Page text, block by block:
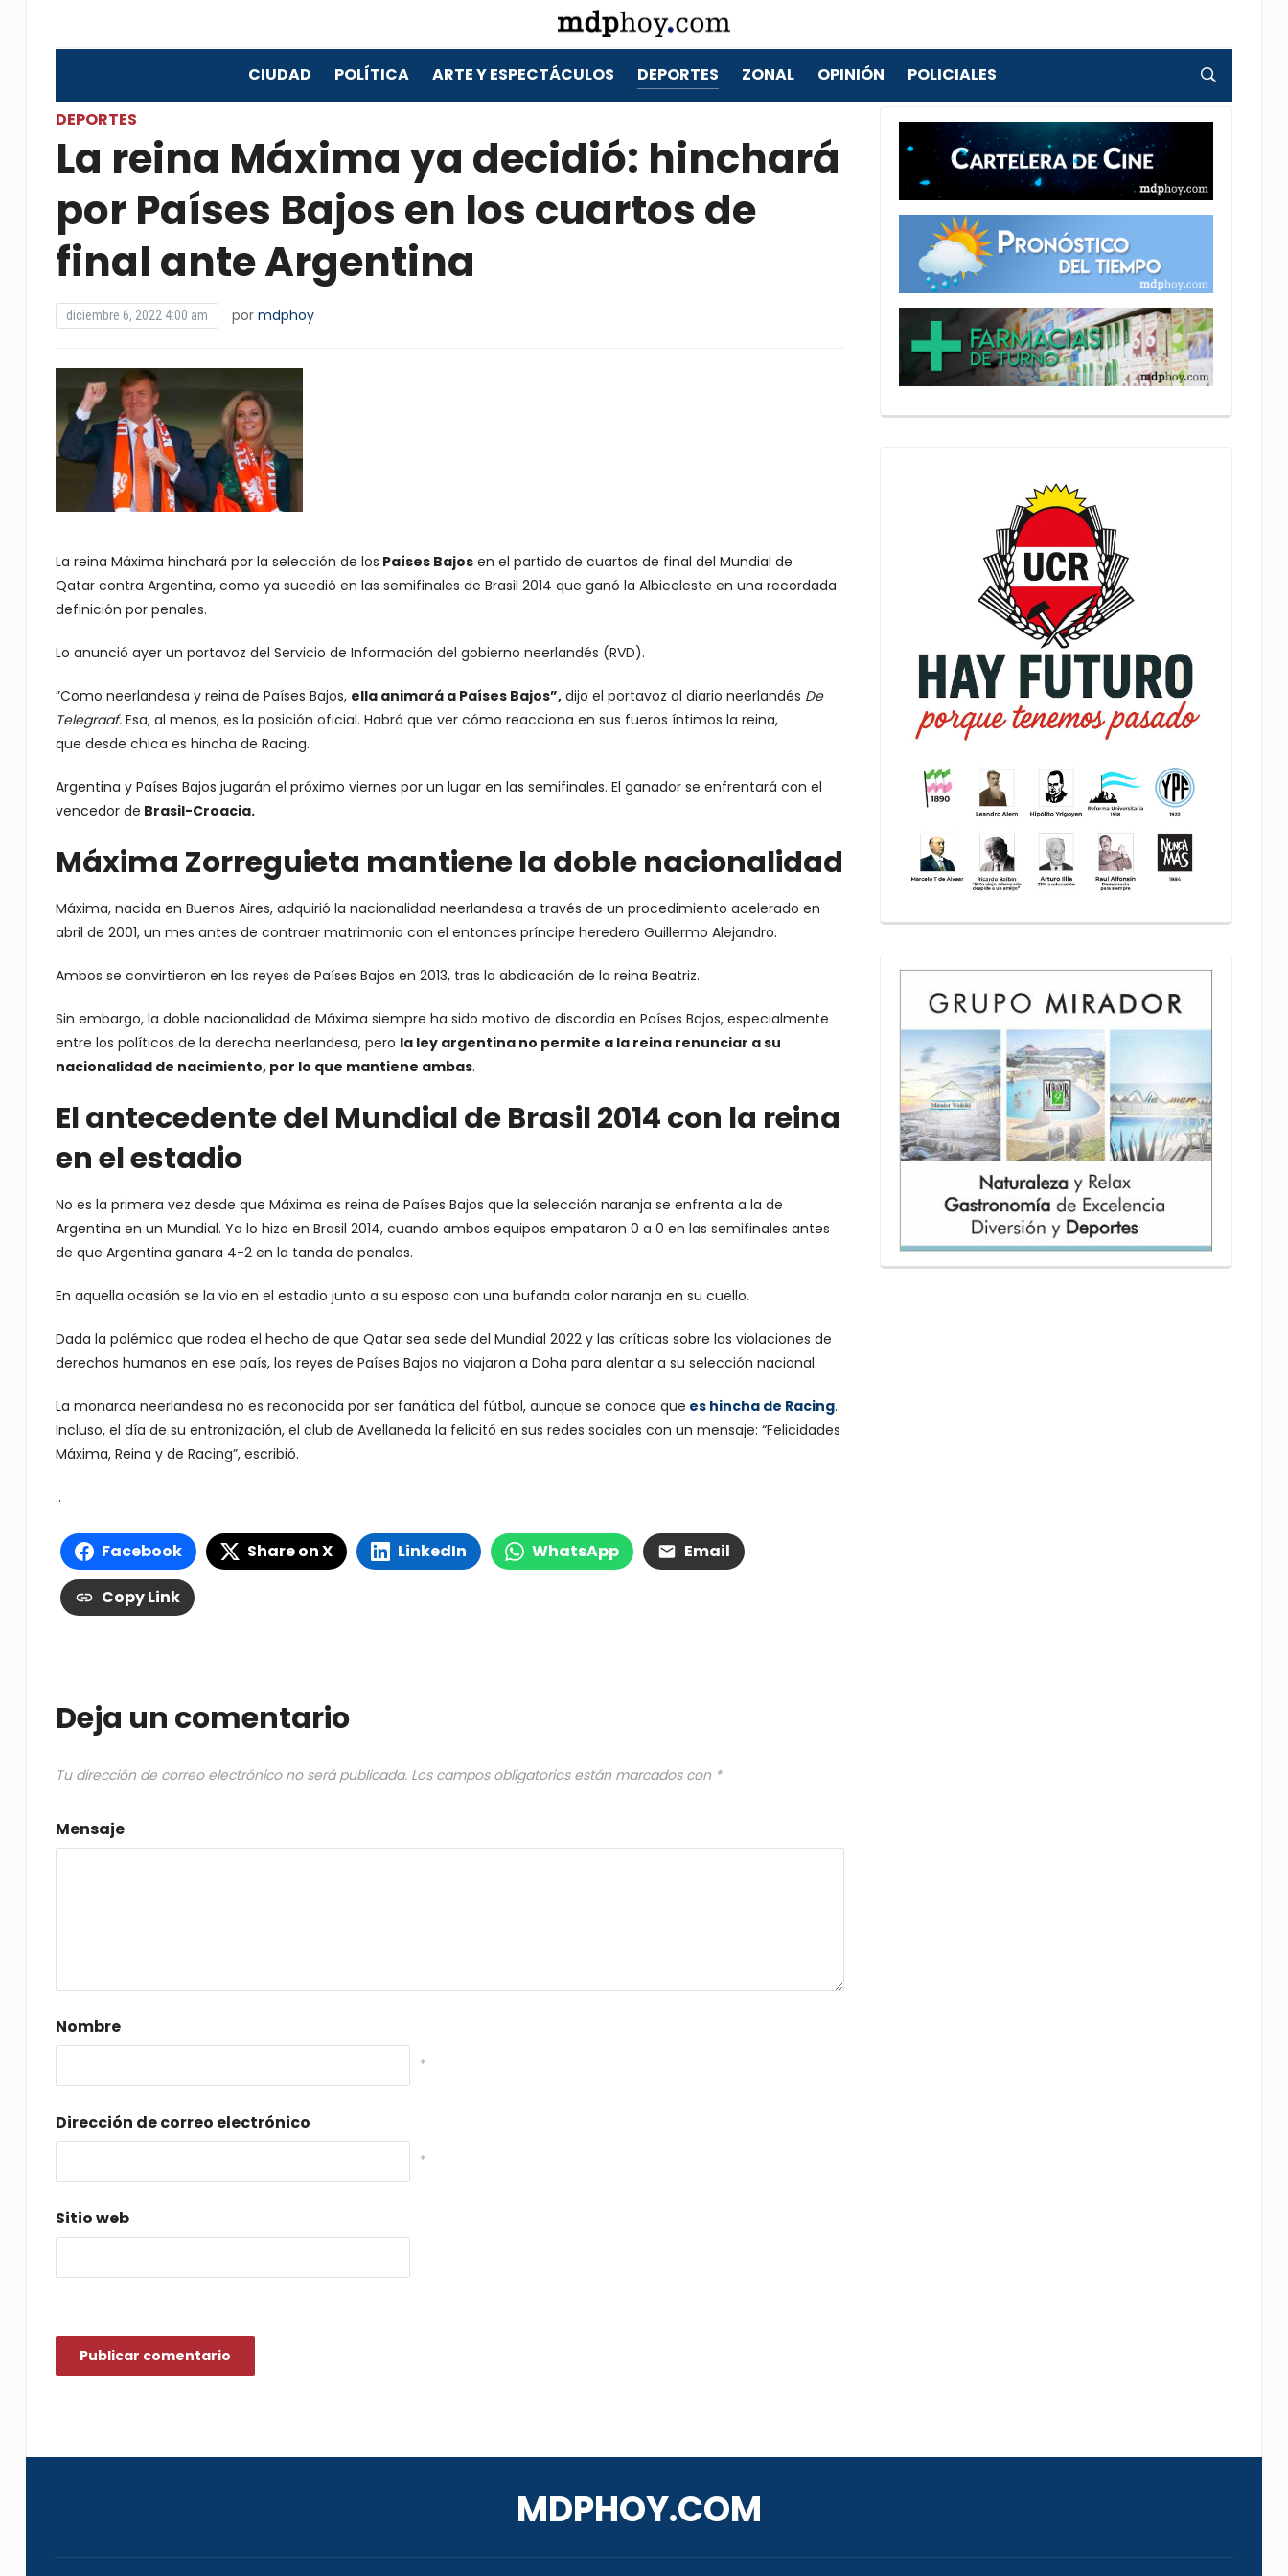
CIUDAD POLÍTICA ARTE Y ESPECTÁCULOS DEPORTES ZONAL OPINIÓN POLICIALES
DEPORTES
La reina Máxima ya decidió: hinchará
por Países Bajos en los cuartos de
final ante Argentina
diciembre 6, 2022 4:00 am por mdphoy
La reina Máxima hinchará por la selección de los Países Bajosen el partido de cuartos de final del Mundial de
Qatar contra Argentina, como ya sucedió en las semifinales de Brasil 2014 que ganó la Albiceleste en una recordada
definición por penales.
Lo anunció ayer un portavoz del Servicio de Información del gobierno neerlandés (RVD).
”Como neerlandesa y reina de Países Bajos, ella animará a Países Bajos”,dijo el portavoz al diario neerlandés De
Telegraaf. Esa, al menos, es la posición oficial. Habrá que ver cómo reacciona en sus fueros íntimos la reina,
que desde chica es hincha de Racing.
Argentina y Países Bajos jugarán el próximo viernes por un lugar en las semifinales. El ganador se enfrentará con el
vencedor de Brasil-Croacia.
Máxima Zorreguieta mantiene la doble nacionalidad
Máxima, nacida en Buenos Aires, adquirió la nacionalidad neerlandesa a través de un procedimiento acelerado en
abril de 2001, un mes antes de contraer matrimonio con el entonces príncipe heredero Guillermo Alejandro.
Ambos se convirtieron en los reyes de Países Bajos en 2013, tras la abdicación de la reina Beatriz.
Sin embargo, la doble nacionalidad de Máxima siempre ha sido motivo de discordia en Países Bajos, especialmente
entre los políticos de la derecha neerlandesa, pero la ley argentina no permite a la reina renunciar a su
nacionalidad de nacimiento, por lo que mantiene ambas.
El antecedente del Mundial de Brasil 2014 con la reina
en el estadio
No es la primera vez desde que Máxima es reina de Países Bajos que la selección naranja se enfrenta a la de
Argentina en un Mundial. Ya lo hizo en Brasil 2014, cuando ambos equipos empataron 0 a 0 en las semifinales antes
de que Argentina ganara 4-2 en la tanda de penales.
En aquella ocasión se la vio en el estadio junto a su esposo con una bufanda color naranja en su cuello.
Dada la polémica que rodea el hecho de que Qatar sea sede del Mundial 2022 y las críticas sobre las violaciones de
derechos humanos en ese país, los reyes de Países Bajos no viajaron a Doha para alentar a su selección nacional.
La monarca neerlandesa no es reconocida por ser fanática del fútbol, aunque se conoce que es hincha de Racing.
Incluso, el día de su entronización, el club de Avellaneda la felicitó en sus redes sociales con un mensaje: “Felicidades
Máxima, Reina y de Racing”, escribió.
..
Facebook Share on X LinkedIn WhatsApp Email
Copy Link
Deja un comentario
Tu dirección de correo electrónico no será publicada. Los campos obligatorios están marcados con *
Mensaje
Nombre
*
Dirección de correo electrónico
*
Sitio web
MDPHOY.COM